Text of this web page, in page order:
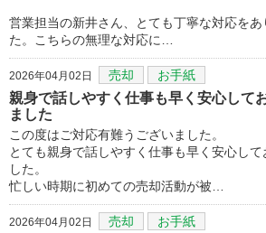
営業担当の新井さん、とても丁寧な対応をあ
た。こちらの無理な対応に…
2026年04月02日 売却 お手紙
親身で話しやすく仕事も早く安心して
ました
この度はご対応有難うございました。
とても親身で話しやすく仕事も早く安心し
した。
忙しい時期に初めての売却活動が被…
2026年04月02日 売却 お手紙